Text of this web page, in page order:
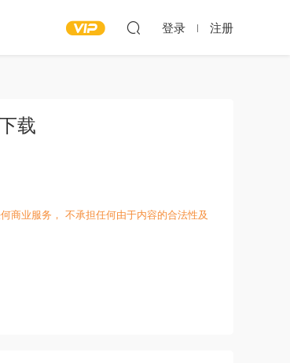
登录 注册
载
商业服务， 不承担任何由于内容的合法性及